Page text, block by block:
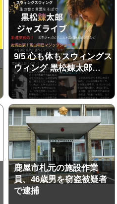
9/5 心も体もスウィングス
ウィング 黒松錬太郎…
鹿屋市札元の施設作業
員、46歳男を窃盗被疑者
で逮捕